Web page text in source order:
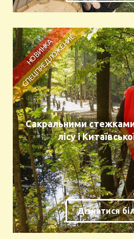
Сакральними стежками
лісу і
Дізнатися